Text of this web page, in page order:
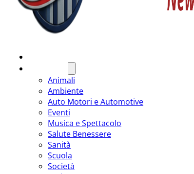
Animali
Ambiente
Auto Motori e Automotive
Eventi
Musica e Spettacolo
Salute Benessere
Sanità
Scuola
Società